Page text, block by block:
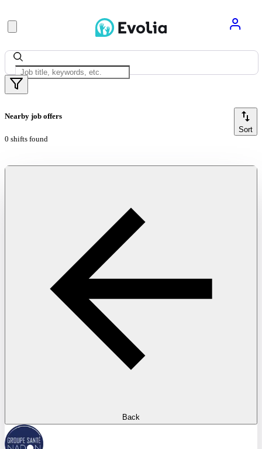
Nearby job offers
0 shifts found
Sort
Back